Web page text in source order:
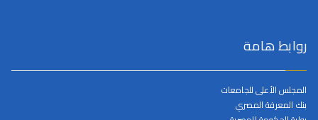
روابط هامة
المجلس الأعلى للجامعات
بنك المعرفة المصري